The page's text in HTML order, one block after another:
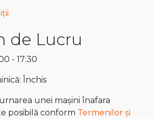
de Lucru
- 17:30
Închis
unei mașini înafara
posibilă conform Termenilor și